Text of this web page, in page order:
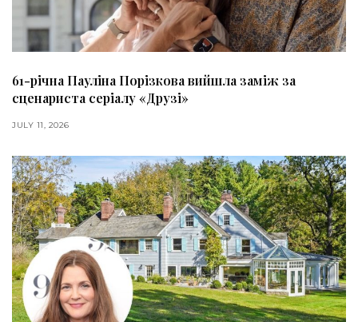
61-річна Пауліна Порізкова вийшла заміж за
сценариста серіалу «Друзі»
JULY 11, 2026